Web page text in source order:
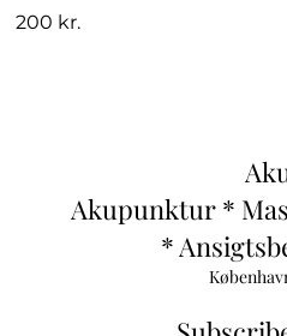
200 kr.
Akupunktur *
*